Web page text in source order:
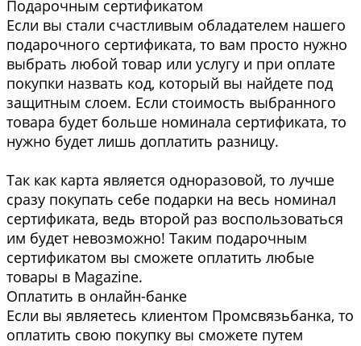
Подарочным сертификатом
Если вы стали счастливым обладателем нашего
подарочного сертификата, то вам просто нужно
выбрать любой товар или услугу и при оплате
покупки назвать код, который вы найдете под
защитным слоем. Если стоимость выбранного
товара будет больше номинала сертификата, то
нужно будет лишь доплатить разницу.
Так как карта является одноразовой, то лучше
сразу покупать себе подарки на весь номинал
сертификата, ведь второй раз воспользоваться
им будет невозможно! Таким подарочным
сертификатом вы сможете оплатить любые
товары в Magazine.
Оплатить в онлайн-банке
Если вы являетесь клиентом Промсвязьбанка, то
оплатить свою покупку вы сможете путем